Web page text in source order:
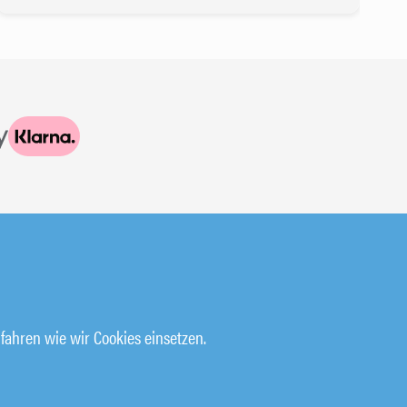
KURSBUCHUNG STORNIEREN
wie wir Cookies einsetzen.